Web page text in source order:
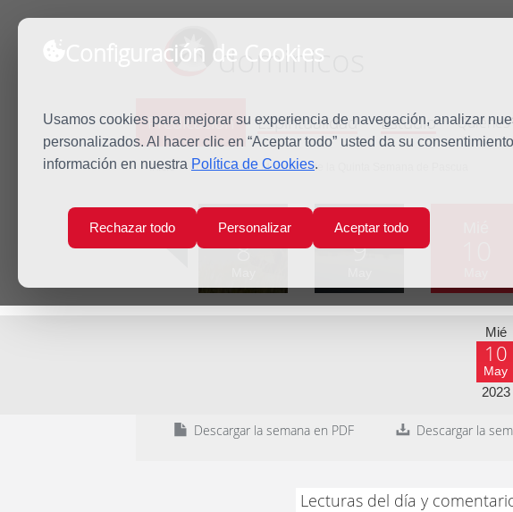
Configuración de Cookies
Usamos cookies para mejorar su experiencia de navegación, analizar
personalizados. Al hacer clic en “Aceptar todo” usted da su
información en nuestra Política de Cookies.
Rechazar todo Personalizar Aceptar todo
dominicos
Predicación Espiritualidad Estudio
Inicio Predicación Miércoles de la Quinta Semana de Pascua
Lun
8
Mar
9
Mié
10
May
2023
Descargar la semana en PDF Descargar la
Lecturas del día y